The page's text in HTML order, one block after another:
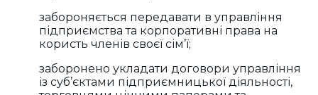
забороняється передавати в управління
підприємства та корпоративні права на
користь членів своєї сім’ї;
заборонено укладати договори управління
із суб’єктами підприємницької діяльності,